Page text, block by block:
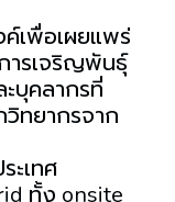
เพื่อเผยแพร่
ารเจริญพันธุ์
บุคลากรที่
วิทยากรจาก
ะเทศ
ทั้ง onsite